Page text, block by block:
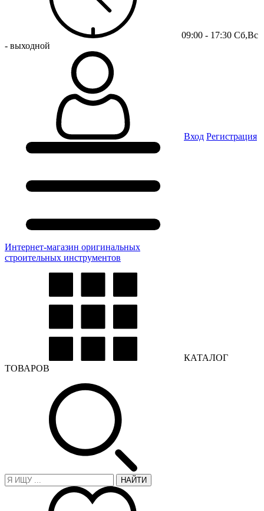
09:00 - 17:30 Сб,Вс
- выходной
Вход Регистрация
Интернет-магазин оригинальных
строительных инструментов
КАТАЛОГ
ТОВАРОВ
НАЙТИ